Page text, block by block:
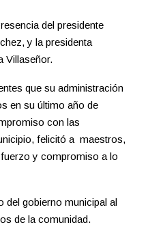
del presidente
y la presidenta
Villaseñor.
que su administración
en su último año de
con las
felicitó a maestros,
y compromiso a lo
del gobierno municipal al
de la comunidad.